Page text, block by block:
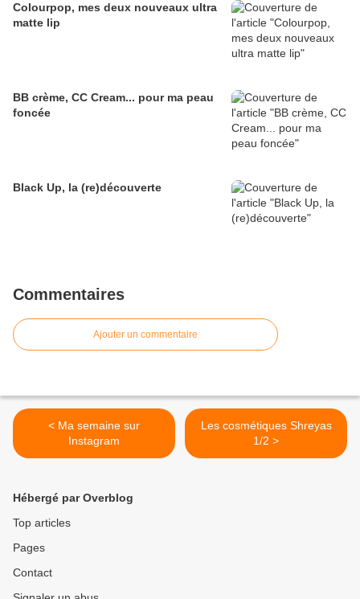
Colourpop, mes deux nouveaux ultra
matte lip
BB crème, CC Cream... pour ma peau
foncée
Black Up, la (re)découverte
Commentaires
Ajouter un commentaire
< Ma semaine sur
Instagram
Les cosmétiques Shreyas
1/2 >
Hébergé par Overblog
Top articles
Pages
Contact